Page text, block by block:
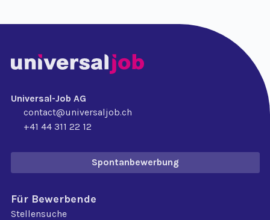
Universal-Job AG
contact@universaljob.ch
+41 44 311 22 12
Spontanbewerbung
Für Bewerbende
Stellensuche